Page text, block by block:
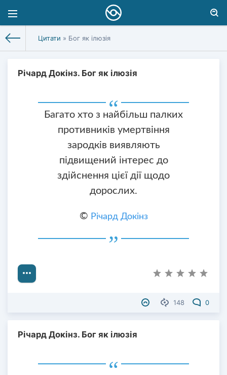
Цитати » Бог як ілюзія
Річард Докінз. Бог як ілюзія
Багато хто з найбільш палких
противників умертвіння
зародків виявляють
підвищений інтерес до
здійснення цієї дії щодо
дорослих.
© Річард Докінз
148 0
Річард Докінз. Бог як ілюзія